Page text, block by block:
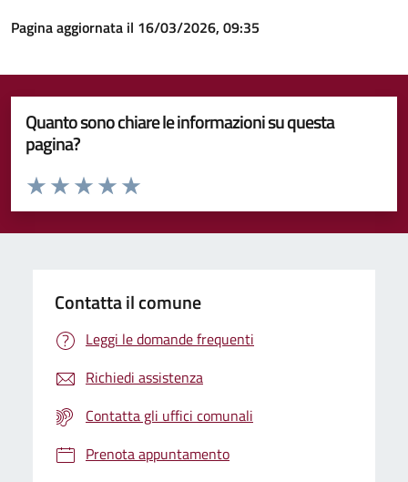
Pagina aggiornata il 16/03/2026, 09:35
Quanto sono chiare le informazioni su questa
pagina?
Valuta da 1 a 5 stelle la pagina
Valuta 5 stelle su 5
Valuta 4 stelle su 5
Valuta 3 stelle su 5
Valuta 2 stelle su 5
Valuta 1 stelle su 5
Contatta il comune
Leggi le domande frequenti
Richiedi assistenza
Contatta gli uffici comunali
Prenota appuntamento